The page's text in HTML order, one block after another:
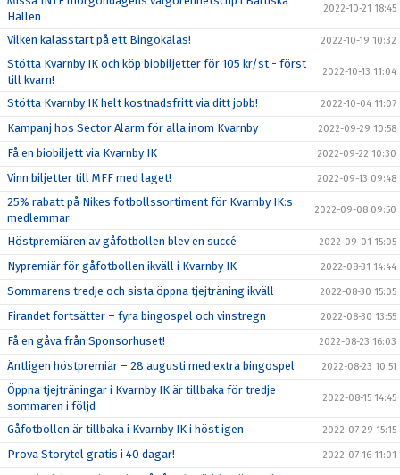
Hallen
2022-10-21 18:45
Vilken kalasstart på ett Bingokalas! 2022-10-19 10:32
Stötta Kvarnby IK och köp biobiljetter för 105 kr/st - först
till kvarn!
2022-10-13 11:04
Stötta Kvarnby IK helt kostnadsfritt via ditt jobb! 2022-10-04 11:07
Kampanj hos Sector Alarm för alla inom Kvarnby 2022-09-29 10:58
Få en biobiljett via Kvarnby IK 2022-09-22 10:30
Vinn biljetter till MFF med laget! 2022-09-13 09:48
25% rabatt på Nikes fotbollssortiment för Kvarnby IK:s
medlemmar
2022-09-08 09:50
Höstpremiären av gåfotbollen blev en succé 2022-09-01 15:05
Nypremiär för gåfotbollen ikväll i Kvarnby IK 2022-08-31 14:44
Sommarens tredje och sista öppna tjejträning ikväll 2022-08-30 15:05
Firandet fortsätter – fyra bingospel och vinstregn 2022-08-30 13:55
Få en gåva från Sponsorhuset! 2022-08-23 16:03
Äntligen höstpremiär – 28 augusti med extra bingospel 2022-08-23 10:51
Öppna tjejträningar i Kvarnby IK är tillbaka för tredje
sommaren i följd
2022-08-15 14:45
Gåfotbollen är tillbaka i Kvarnby IK i höst igen 2022-07-29 15:15
Prova Storytel gratis i 40 dagar! 2022-07-16 11:01